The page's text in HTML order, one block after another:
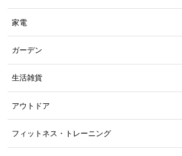
家電
ガーデン
生活雑貨
アウトドア
フィットネス・トレーニング